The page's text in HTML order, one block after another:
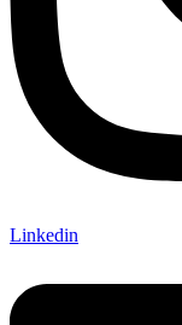
Linkedin